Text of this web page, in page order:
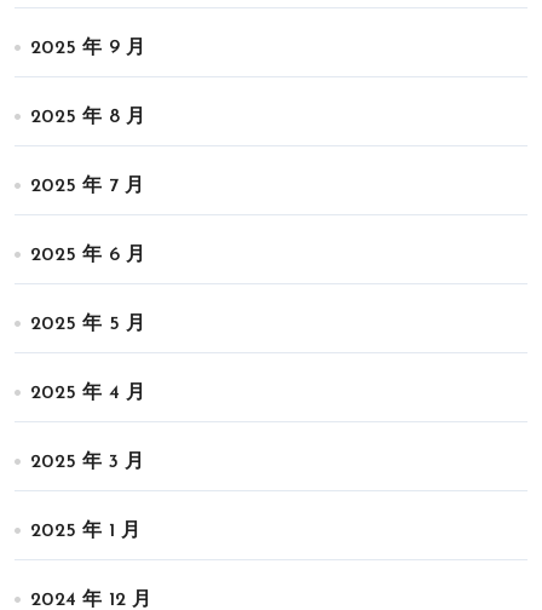
2025 年 9 月
2025 年 8 月
2025 年 7 月
2025 年 6 月
2025 年 5 月
2025 年 4 月
2025 年 3 月
2025 年 1 月
2024 年 12 月